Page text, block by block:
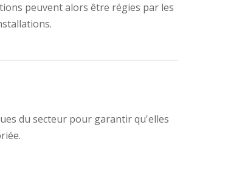
peuvent alors être régies par les
du secteur pour garantir qu'elles